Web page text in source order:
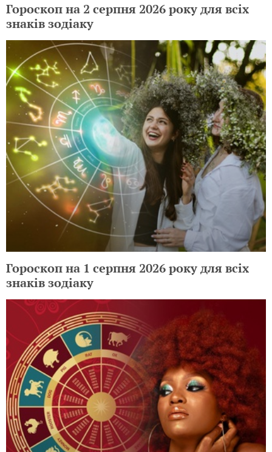
Гороскоп на 2 серпня 2026 року для всіх
знаків зодіаку
Гороскоп на 1 серпня 2026 року для всіх
знаків зодіаку